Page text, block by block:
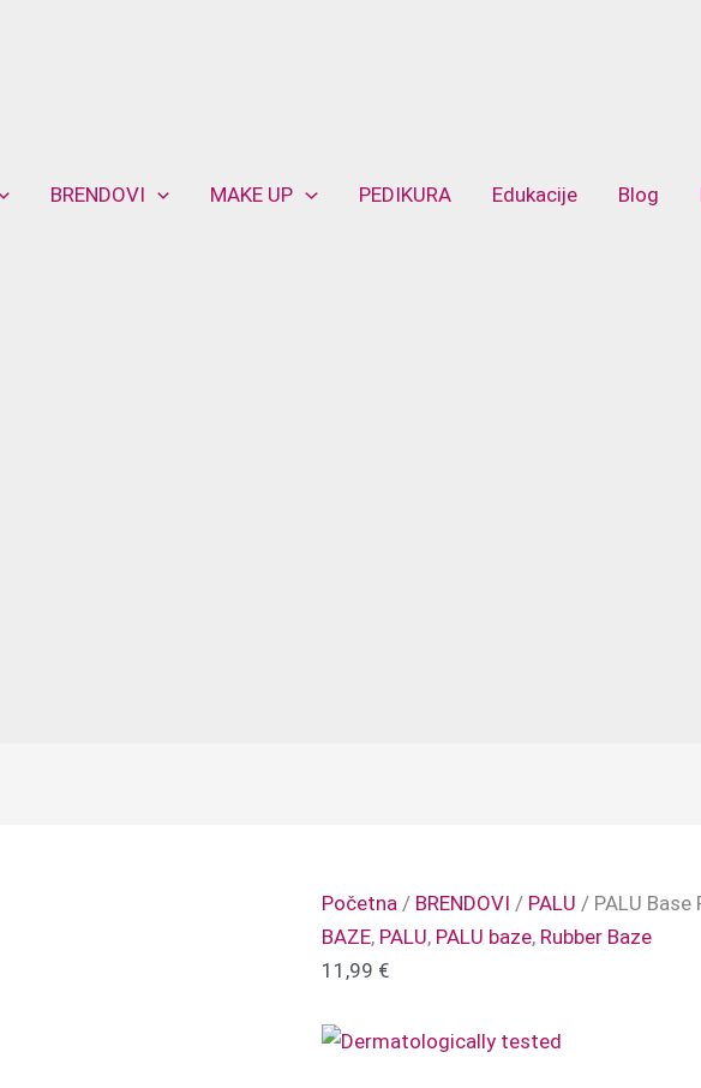
BRENDOVI MAKE UP PEDIKURA Edukacije Blog
Početna/ BRENDOVI / PALU / PALU Base
BAZE, PALU, PALU baze, Rubber Baze
11,99 €